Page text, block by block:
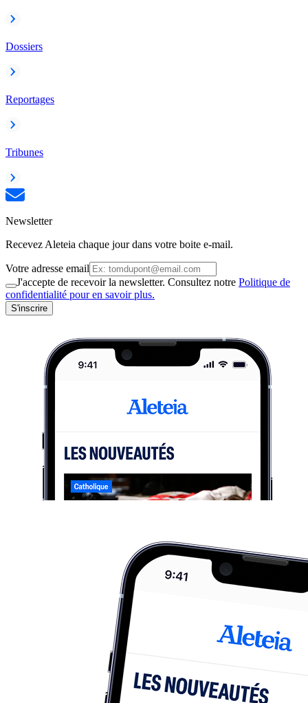
Dossiers
Reportages
Tribunes
Newsletter
Recevez Aleteia chaque jour dans votre boite e-mail.
Votre adresse email
J'accepte de recevoir la newsletter. Consultez notre Politique de
confidentialité pour en savoir plus.
S'inscrire